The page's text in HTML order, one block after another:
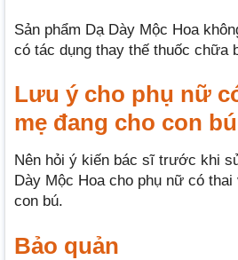
Sản phẩm Dạ Dày Mộc Hoa
có tác dụng thay thế thuốc chữa
Lưu ý cho phụ nữ
mẹ đang cho con bú
Nên hỏi ý kiến bác sĩ trước khi
Dày Mộc Hoa cho phụ nữ có
con bú.
Bảo quản